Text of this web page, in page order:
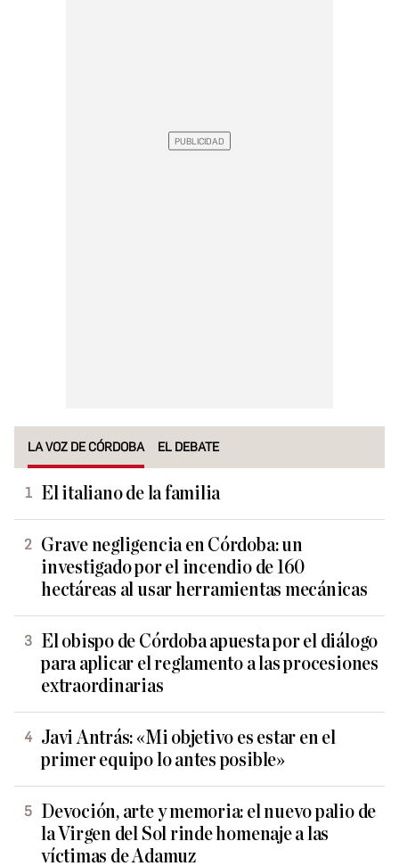
LA VOZ DE CÓRDOBA EL DEBATE
El italiano de la familia
Grave negligencia en Córdoba: un
investigado por el incendio de 160
hectáreas al usar herramientas mecánicas
El obispo de Córdoba apuesta por el diálogo
para aplicar el reglamento a las procesiones
extraordinarias
Javi Antrás: «Mi objetivo es estar en el
primer equipo lo antes posible»
Devoción, arte y memoria: el nuevo palio de
la Virgen del Sol rinde homenaje a las
víctimas de Adamuz